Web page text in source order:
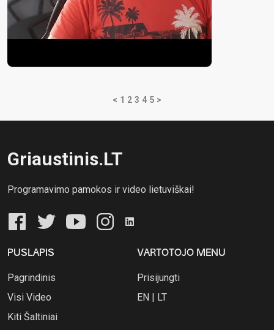
< 1 2 3 4 5 >
Griaustinis.LT
Programavimo pamokos ir video lietuviškai!
PUSLAPIS
Pagrindinis
Visi Video
Kiti Šaltiniai
VARTOTOJO MENU
Prisijungti
EN | LT